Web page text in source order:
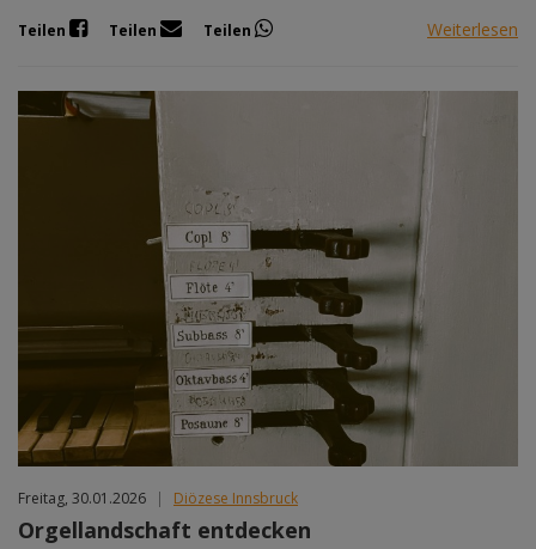
Teilen Teilen Teilen Weiterlesen
Freitag, 30.01.2026 | Diözese Innsbruck
Orgellandschaft entdecken